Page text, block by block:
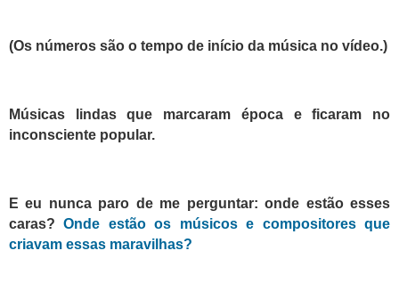
(Os números são o tempo de início da música no vídeo.)
Músicas lindas que marcaram época e ficaram no
inconsciente popular.
E eu nunca paro de me perguntar: onde estão esses
caras?Onde estão os músicos e compositores que
criavam essas maravilhas?